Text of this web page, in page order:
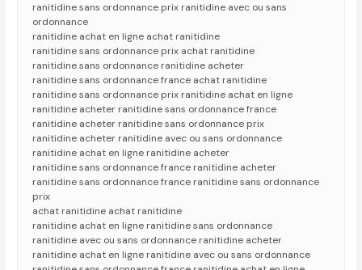
ranitidine sans ordonnance prix ranitidine avec ou sans
ordonnance
ranitidine achat en ligne achat ranitidine
ranitidine sans ordonnance prix achat ranitidine
ranitidine sans ordonnance ranitidine acheter
ranitidine sans ordonnance france achat ranitidine
ranitidine sans ordonnance prix ranitidine achat en ligne
ranitidine acheter ranitidine sans ordonnance france
ranitidine acheter ranitidine sans ordonnance prix
ranitidine acheter ranitidine avec ou sans ordonnance
ranitidine achat en ligne ranitidine acheter
ranitidine sans ordonnance france ranitidine acheter
ranitidine sans ordonnance france ranitidine sans ordonnance
prix
achat ranitidine achat ranitidine
ranitidine achat en ligne ranitidine sans ordonnance
ranitidine avec ou sans ordonnance ranitidine acheter
ranitidine achat en ligne ranitidine avec ou sans ordonnance